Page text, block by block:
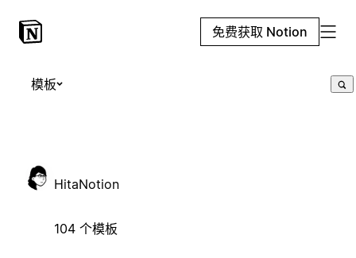
免费获取 Notion
模板
HitaNotion
104 个模板